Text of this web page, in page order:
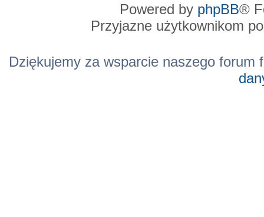
Powered by phpBB®
Przyjazne użytkownikom
Dziękujemy za wsparcie naszego